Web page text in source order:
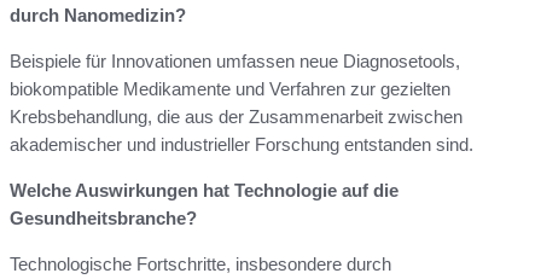
durch Nanomedizin?
Beispiele für Innovationen umfassen neue Diagnosetools,
biokompatible Medikamente und Verfahren zur gezielten
Krebsbehandlung, die aus der Zusammenarbeit zwischen
akademischer und industrieller Forschung entstanden sind.
Welche Auswirkungen hat Technologie auf die
Gesundheitsbranche?
Technologische Fortschritte, insbesondere durch